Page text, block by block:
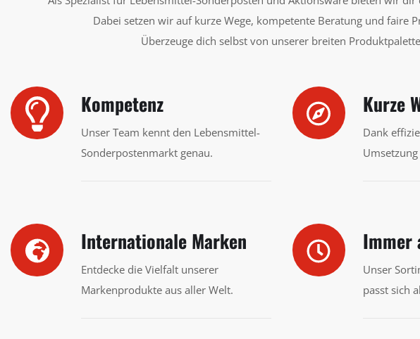
Dabei setzen wir auf kurze Wege, kompetente Beratung und faire
Überzeuge dich selbst von unserer breiten
Kompetenz
Unser Team kennt den Lebensmittel-
Sonderpostenmarkt genau.
Kurze
Dank
Internationale Marken
Entdecke die Vielfalt unserer
Markenprodukte aus aller Welt.
Immer
Unser
passt sich